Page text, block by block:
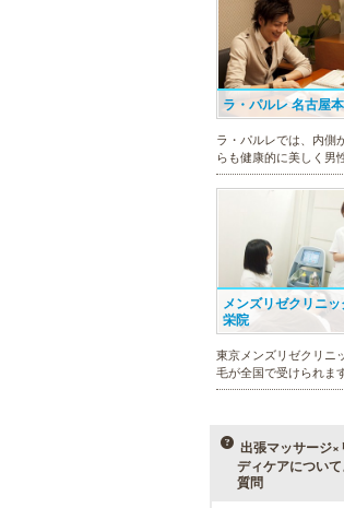
ラ・パルレ 名古屋
ラ・パルレでは、内側
らも健康的に美しく男
ト。脱メタボリックや
マッチョコースやにき
ス、アロマトリートメ
メニューをご用意。お
スも多数！
メンズリゼクリニ
栄院
東京メンズリゼクリニ
毛が全国で受けられま
性患者様にご支持頂き
展開するクリニックに
出張マッサージ×
ディケアについ
質問